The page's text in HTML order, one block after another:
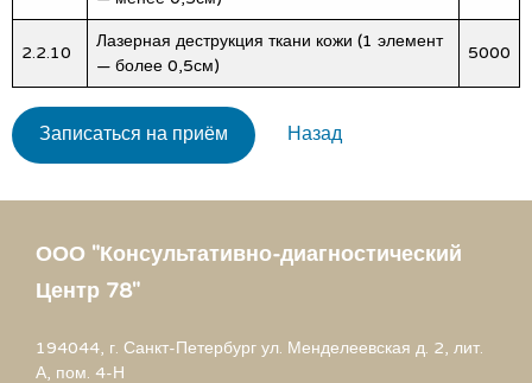
2.2.10
Лазерная деструкция ткани кожи (1 элемент
— более 0,5см)
5000
Записаться на приём Назад
ООО "Консультативно-диагностический
Центр 78"
194044, г. Санкт-Петербург ул. Менделеевская д. 2, лит.
А, пом. 4-Н